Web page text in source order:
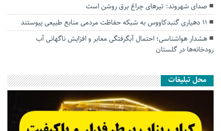
صدای شهروند: تیرهای چراغ برق روشن است
۱۱ دهیاری گنبدکاووس به شبکه حفاظت مردمی منابع طبیعی پیوستند
هشدار هواشناسی؛ احتمال آبگرفتگی معابر و افزایش ناگهانی آب
رودخانه‌ها در گلستان
محل تبلیغات